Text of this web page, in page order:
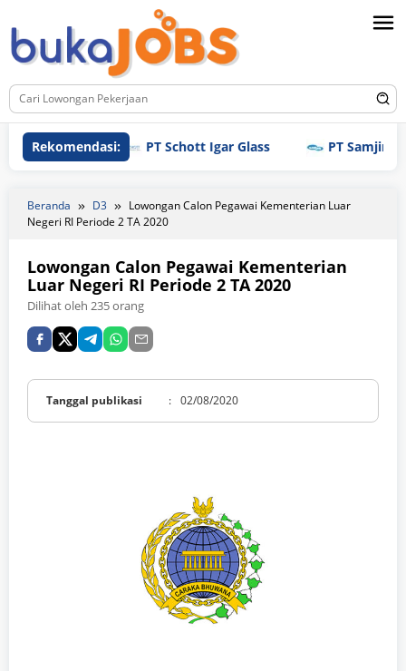
ke
konten
Rekomendasi:PT Schott Igar Glass PT Samjin
Beranda D3
Lowongan Calon Pegawai Kementerian Luar
Negeri RI Periode 2 TA 2020
Lowongan Calon Pegawai Kementerian
Luar Negeri RI Periode 2 TA 2020
Dilihat oleh 235 orang
Tanggal publikasi : 02/08/2020